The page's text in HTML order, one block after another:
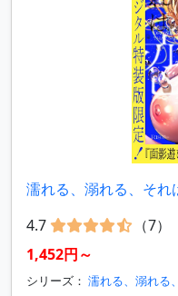
濡れる、溺れる、それ
4.7
（7）
1,452円～
シリーズ： 濡れる、溺れる